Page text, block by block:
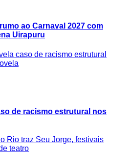
ao Carnaval 2027 com
Uirapuru
de racismo estrutural nos